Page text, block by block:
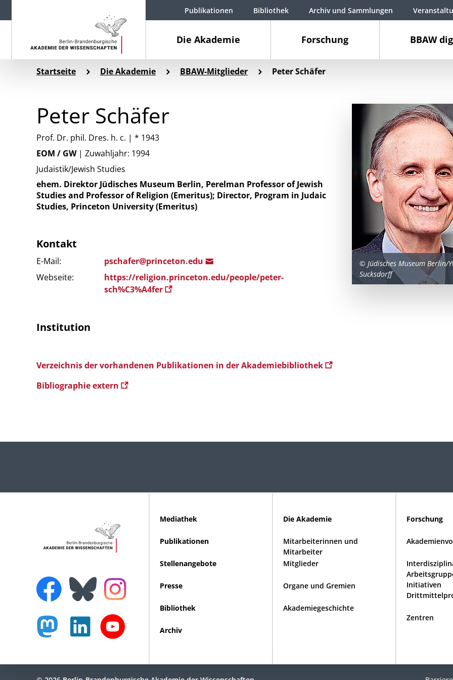
Die Akademie Forschung BBAW
Publikationen Bibliothek Archiv und Sammlungen
Startseite Die Akademie BBAW-Mitglieder Peter Schäfer
© Jüdisches Museum Berlin/
Sucksdorff
Peter Schäfer
Prof. Dr. phil. Dres. h. c. | * 1943
EOM / GW | Zuwahljahr: 1994
Judaistik/Jewish Studies
ehem. Direktor Jüdisches Museum Berlin, Perelman Professor of Jewish
Studies and Professor of Religion (Emeritus); Director, Program in Judaic
Studies, Princeton University (Emeritus)
Kontakt
E-Mail: pschafer@princeton.edu
Webseite:
https://religion.princeton.edu/people/peter-
sch%C3%A4fer
Institution
Verzeichnis der vorhandenen Publikationen in der Akademiebibliothek
Bibliographie extern
Mediathek
Publikationen
Stellenangebote
Presse
Bibliothek
Archiv
Die Akademie
Mitarbeiterinnen und
Mitarbeiter
Mitglieder
Organe und Gremien
Akademiegeschichte
Forschung
Initiativen
Zentren